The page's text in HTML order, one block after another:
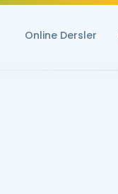
Online Dersler